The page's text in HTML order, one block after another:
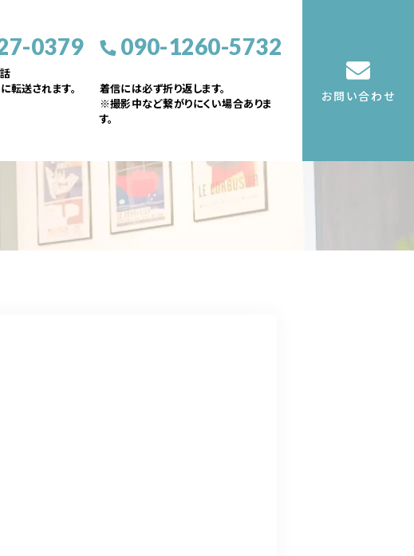
0379
転送されます。
090-1260-5732
着信には必ず折り返します。
※撮影中など繋がりにくい場合ありま
す。
お問い合わせ